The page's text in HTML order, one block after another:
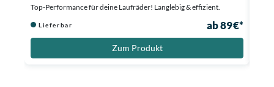
Top-Performance für deine Laufräder! Langlebig & effizient.
Lieferbar ab 89 €*
Zum Produkt